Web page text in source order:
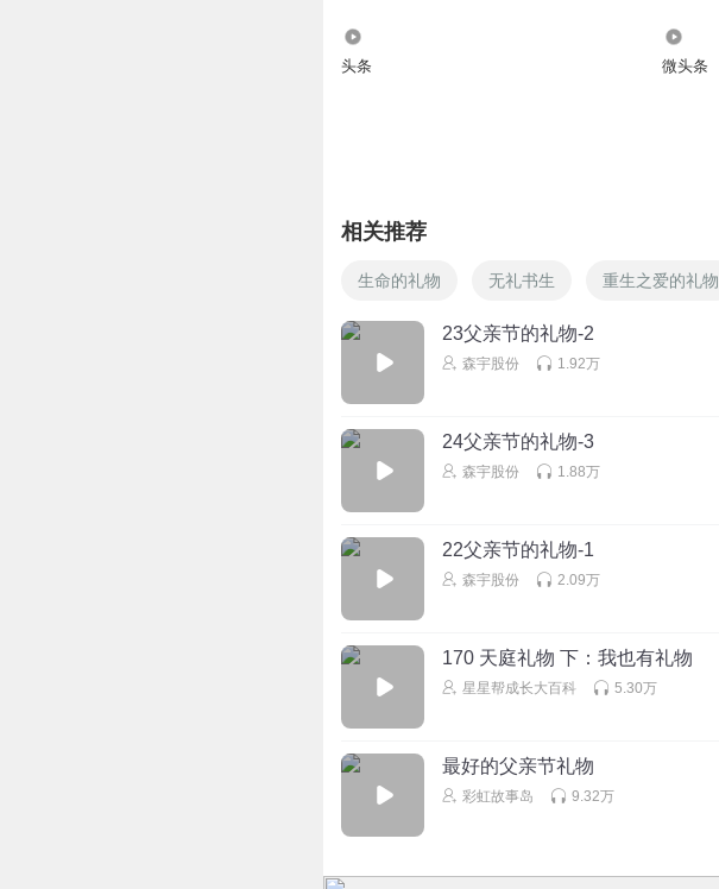
头条 微头条
相关推荐
生命的礼物 无礼书生 重生之爱的礼物
23父亲节的礼物-2
森宇股份 1.92万
24父亲节的礼物-3
森宇股份 1.88万
22父亲节的礼物-1
森宇股份 2.09万
170 天庭礼物 下：我也有礼物
星星帮成长大百科 5.30万
最好的父亲节礼物
彩虹故事岛 9.32万